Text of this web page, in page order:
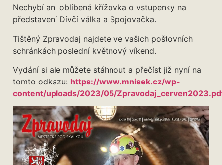
Nechybí ani oblíbená křížovka o vstupenky na
představení Dívčí válka a Spojovačka.
Tištěný Zpravodaj najdete ve vašich poštovních
schránkách poslední květnový víkend.
Vydání si ale můžete stáhnout a přečíst již nyní na
tomto odkazu: https://www.mnisek.cz/wp-
content/uploads/2023/05/